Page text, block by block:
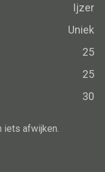
Ijzer
Uniek
25
25
30
iets afwijken.